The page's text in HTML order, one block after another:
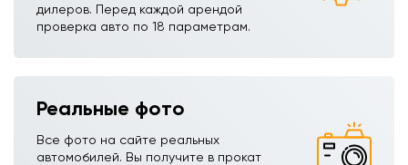
дилеров. Перед каждой арендой
проверка авто по 18 параметрам.
Реальные фото
Все фото на сайте реальных
автомобилей. Вы получите в прокат